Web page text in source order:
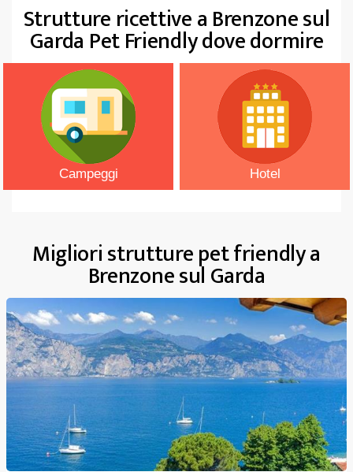
Strutture ricettive a Brenzone sul
Garda Pet Friendly dove dormire
Campeggi Hotel
Migliori strutture pet friendly a
Brenzone sul Garda